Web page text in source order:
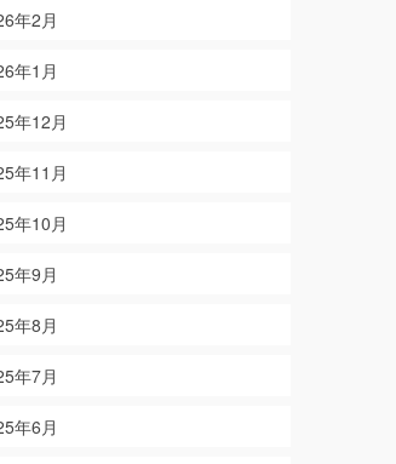
年2月
年1月
年12月
年11月
年10月
年9月
年8月
年7月
年6月